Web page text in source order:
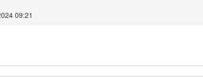
09:21